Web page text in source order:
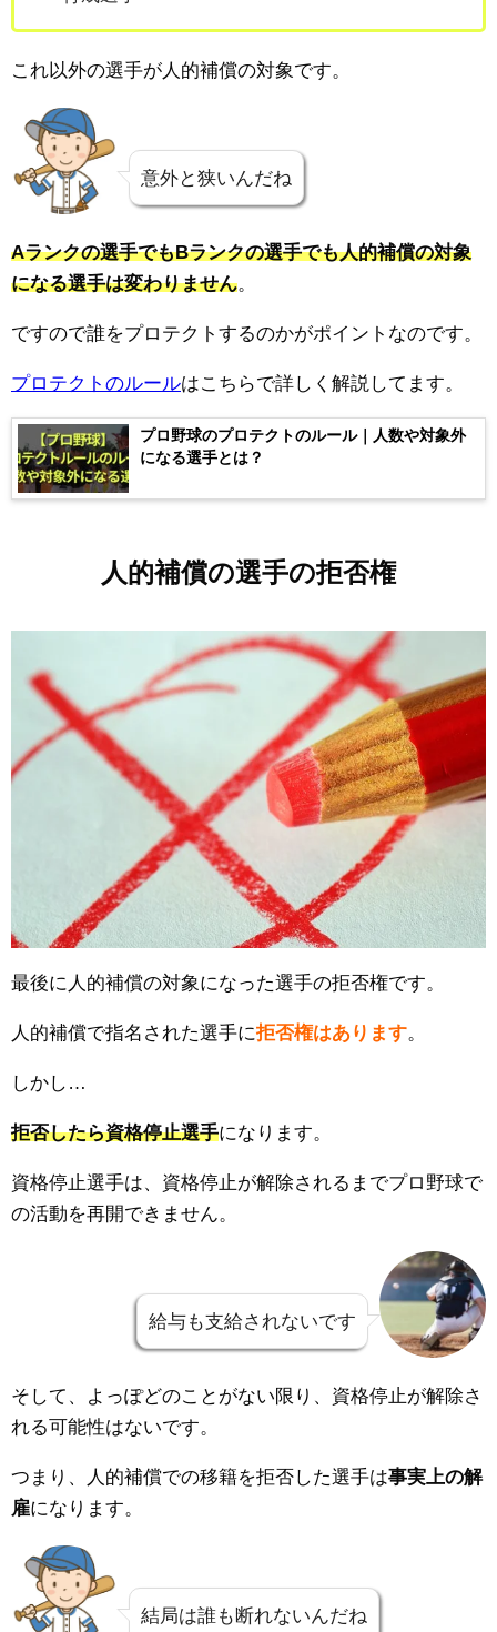
これ以外の選手が人的補償の対象です。
意外と狭いんだね
Aランクの選手でもBランクの選手でも人的補償の対象
になる選手は変わりません
ですので誰をプロテクトするのかがポイントなのです。
プロテクトのルールはこちらで詳しく解説してます。
プロ野球のプロテクトのルール｜人数や対象外
になる選手とは？
人的補償の選手の拒否権
最後に人的補償の対象になった選手の拒否権です。
人的補償で指名された選手に拒否権はあります
しかし…
拒否したら資格停止選手になります。
資格停止選手は、 資格停止が解除されるまでプロ野球で
の活動を再開できません。
給与も支給されないです
そして、よっぽどのことがない限り、資格停止が解除さ
れる可能性はないです。
つまり、人的補償での移籍を拒否した選手は事実上の解
雇になります。
結局は誰も断れないんだね